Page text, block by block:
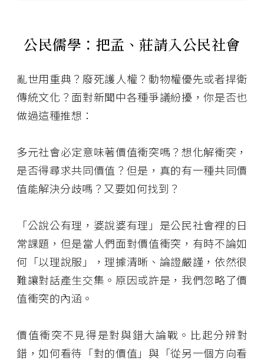
公民儒學：把孟、莊請入公民社會
亂世用重典？廢死護人權？動物權優先或者捍衛
傳統文化？面對新聞中各種爭議紛擾，你是否也
做過這種推想：
多元社會必定意味著價值衝突嗎？想化解衝突，
是否得尋求共同價值？但是，真的有一種共同價
值能解決分歧嗎？又要如何找到？
「公說公有理，婆說婆有理」是公民社會裡的日
常課題，但是當人們面對價值衝突，有時不論如
何「以理說服」，理據清晰、論證嚴謹，依然很
難讓對話產生交集。原因或許是，我們忽略了價
值衝突的內涵。
價值衝突不見得是對與錯大論戰。比起分辨對
錯，如何看待「對的價值」與「從另一個方向看